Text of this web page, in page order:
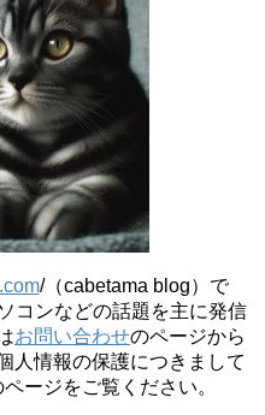
/（cabetama blog）で
コンなどの話題を主に発信
お問い合わせのページから
人情報の保護につきまして
ページをご覧ください。